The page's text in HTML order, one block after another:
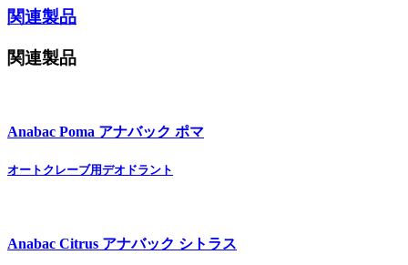
関連製品
関連製品
Anabac Poma アナバック ポマ
オートクレーブ用デオドラント
Anabac Citrus アナバック シトラス